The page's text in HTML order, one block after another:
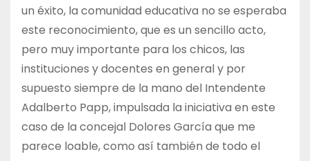
un éxito, la comunidad educativa no se esperaba
este reconocimiento, que es un sencillo acto,
pero muy importante para los chicos, las
instituciones y docentes en general y por
supuesto siempre de la mano del Intendente
Adalberto Papp, impulsada la iniciativa en este
caso de la concejal Dolores García que me
parece loable, como así también de todo el